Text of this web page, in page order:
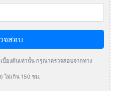
จสอบ
บื้องต้นเท่านั้น กรุณาตรวจสอบจากทาง
ไม่เกิน 150 ซม.